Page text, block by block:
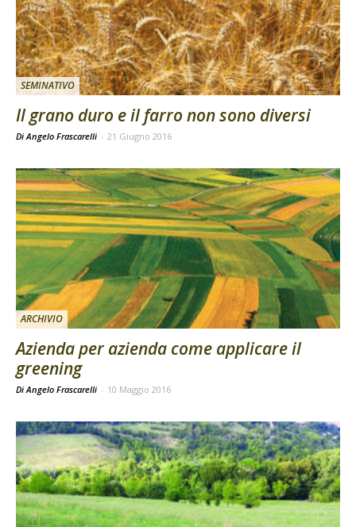
SEMINATIVO
Il grano duro e il farro non sono diversi
Di Angelo Frascarelli - 21 Giugno 2016
ARCHIVIO
Azienda per azienda come applicare il
greening
Di Angelo Frascarelli - 10 Maggio 2016